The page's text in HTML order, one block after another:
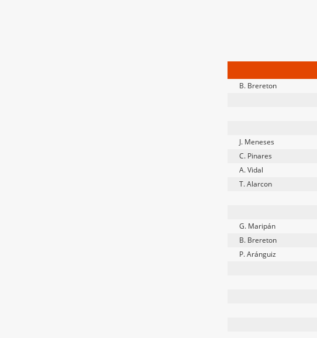
B. Brereton
J. Meneses
C. Pinares
A. Vidal
T. Alarcon
G. Maripán
B. Brereton
P. Aránguiz